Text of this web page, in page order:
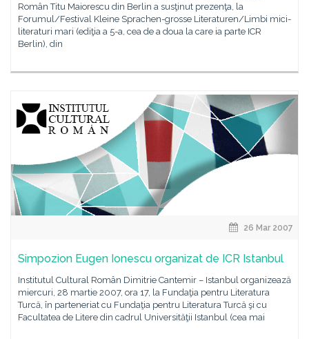
Român Titu Maiorescu din Berlin a susţinut prezenţa, la
Forumul/Festival Kleine Sprachen-grosse Literaturen/Limbi mici-
literaturi mari (ediţia a 5-a, cea de a doua la care ia parte ICR
Berlin), din
26 Mar 2007
Simpozion Eugen Ionescu organizat de ICR Istanbul
Institutul Cultural Român Dimitrie Cantemir – Istanbul organizează
miercuri, 28 martie 2007, ora 17, la Fundaţia pentru Literatura
Turcă, în parteneriat cu Fundaţia pentru Literatura Turcă şi cu
Facultatea de Litere din cadrul Universităţii Istanbul (cea mai